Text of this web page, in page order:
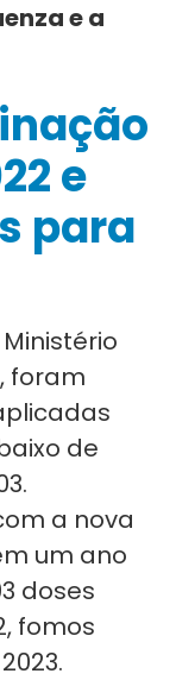
e a
e
para
foram
de
a nova
um ano
doses
fomos